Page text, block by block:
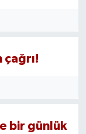
çağrı!
bir günlük